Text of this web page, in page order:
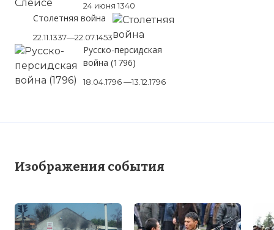
24 июня 1340
Столетняя война
22.11.1337—22.07.1453
Русско-персидская
война (1796)
18.04.1796 —13.12.1796
Изображения события